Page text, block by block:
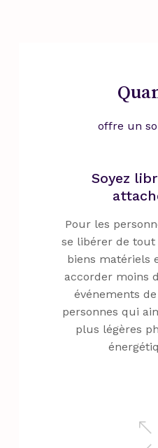
offre un
Soyez
Pour les
se libérer de
biens matériels
accorder moins
événements
personnes qui
plus légères